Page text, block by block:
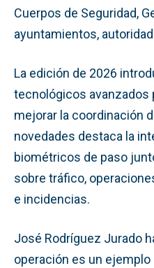
Cuerpos de Seguridad,
ayuntamientos,
La edición de 2026
tecnológicos avanzados
mejorar la coordinación
novedades destaca la
biométricos de paso
sobre tráfico,
e incidencias.
José Rodríguez Jurado
operación es un